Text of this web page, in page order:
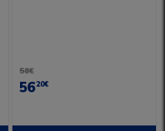
58€
56 20€